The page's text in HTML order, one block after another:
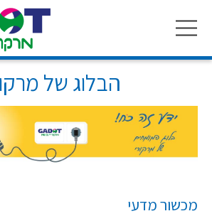
Toggle
navigation
הבלוג של
מכשור מדעי